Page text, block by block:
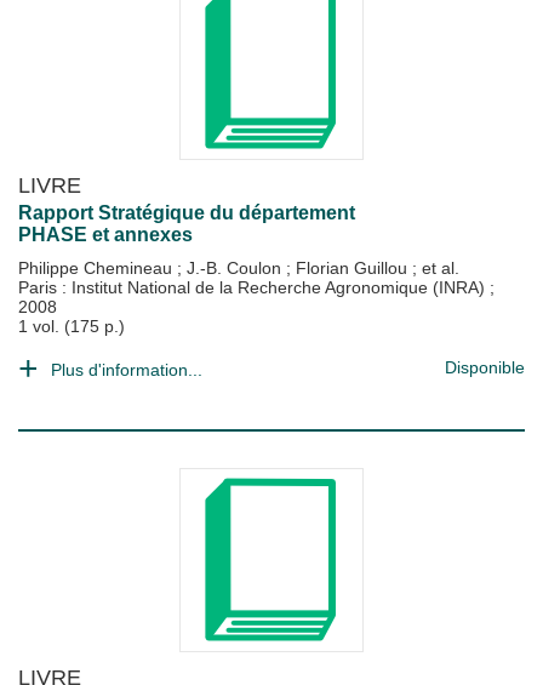
LIVRE
Rapport Stratégique du département
PHASE et annexes
Philippe Chemineau ; J.-B. Coulon ; Florian Guillou ; et al.
Paris : Institut National de la Recherche Agronomique (INRA) ;
2008
1 vol. (175 p.)
Plus d'information... Disponible
LIVRE